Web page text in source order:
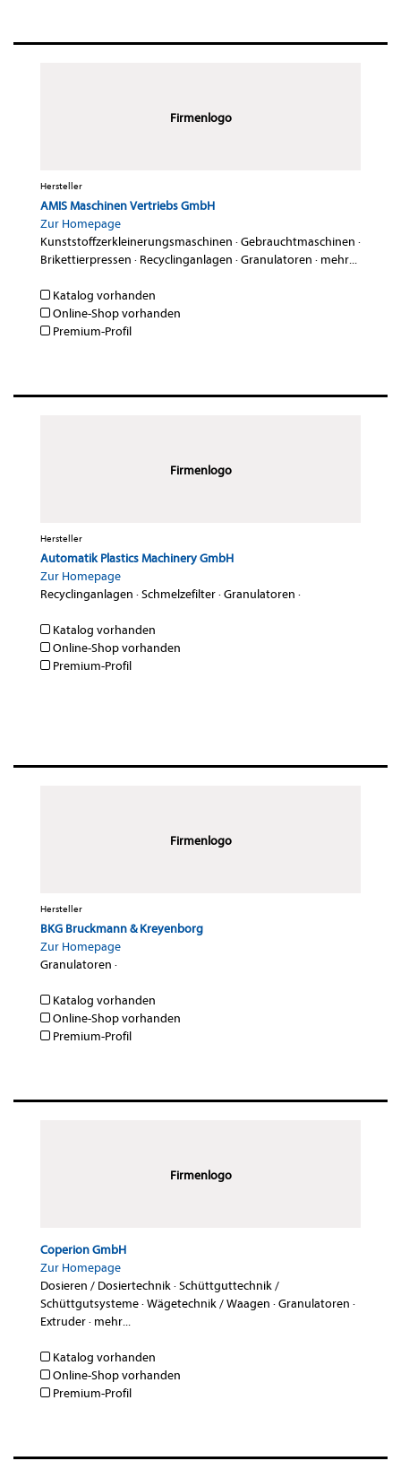
Firmenlogo
Hersteller
AMIS Maschinen Vertriebs GmbH
Zur Homepage
Kunststoffzerkleinerungsmaschinen ·Gebrauchtmaschinen ·
Brikettierpressen · Recyclinganlagen ·Granulatoren · mehr...
Katalog vorhanden
Online-Shop vorhanden
Premium-Profil
Firmenlogo
Hersteller
Automatik Plastics Machinery GmbH
Zur Homepage
Recyclinganlagen ·Schmelzefilter·Granulatoren ·
Katalog vorhanden
Online-Shop vorhanden
Premium-Profil
Firmenlogo
Hersteller
BKG Bruckmann & Kreyenborg
Zur Homepage
Granulatoren ·
Katalog vorhanden
Online-Shop vorhanden
Premium-Profil
Firmenlogo
Coperion GmbH
Zur Homepage
Dosieren / Dosiertechnik·Schüttguttechnik /
Schüttgutsysteme·Wägetechnik / Waagen ·Granulatoren ·
Extruder· mehr...
Katalog vorhanden
Online-Shop vorhanden
Premium-Profil